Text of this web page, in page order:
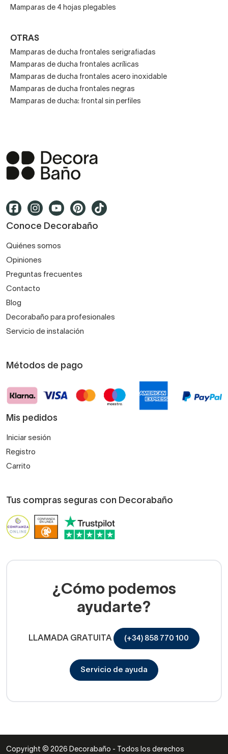
Mamparas de 4 hojas plegables
OTRAS
Mamparas de ducha frontales serigrafiadas
Mamparas de ducha frontales acrílicas
Mamparas de ducha frontales acero inoxidable
Mamparas de ducha frontales negras
Mamparas de ducha: frontal sin perfiles
Conoce Decorabaño
Quiénes somos
Opiniones
Preguntas frecuentes
Contacto
Blog
Decorabaño para profesionales
Servicio de instalación
Métodos de pago
Mis pedidos
Iniciar sesión
Registro
Carrito
Tus compras seguras con Decorabaño
¿Cómo podemos
ayudarte?
LLAMADA GRATUITA (+34) 858 770 100
Servicio de ayuda
Copyright © 2026 Decorabaño - Todos los derechos